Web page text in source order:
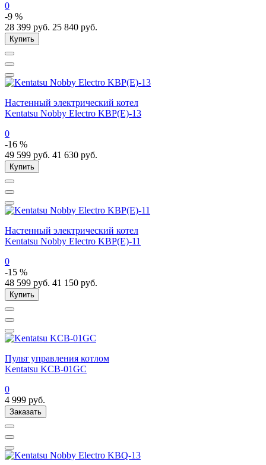
0
-9 %
28 399 руб. 25 840 руб.
Купить
Настенный электрический котел
Kentatsu Nobby Electro KBP(E)-13
0
-16 %
49 599 руб. 41 630 руб.
Купить
Настенный электрический котел
Kentatsu Nobby Electro KBP(E)-11
0
-15 %
48 599 руб. 41 150 руб.
Купить
Пульт управления котлом
Kentatsu KCB-01GC
0
4 999 руб.
Заказать